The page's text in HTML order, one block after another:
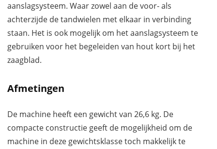
aanslagsysteem. Waar zowel aan de voor- als
achterzijde de tandwielen met elkaar in verbinding
staan. Het is ook mogelijk om het aanslagsysteem te
gebruiken voor het begeleiden van hout kort bij het
zaagblad.
Afmetingen
De machine heeft een gewicht van 26,6 kg. De
compacte constructie geeft de mogelijkheid om de
machine in deze gewichtsklasse toch makkelijk te